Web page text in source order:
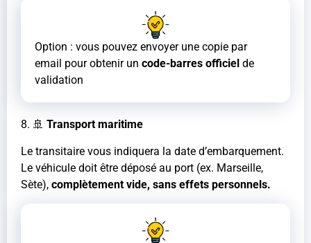
Option : vous pouvez envoyer une copie par
email pour obtenir un code-barres officiel de
validation
8. 🚢 Transport maritime
Le transitaire vous indiquera la date d’embarquement.
Le véhicule doit être déposé au port (ex. Marseille,
Sète), complètement vide, sans effets personnels.